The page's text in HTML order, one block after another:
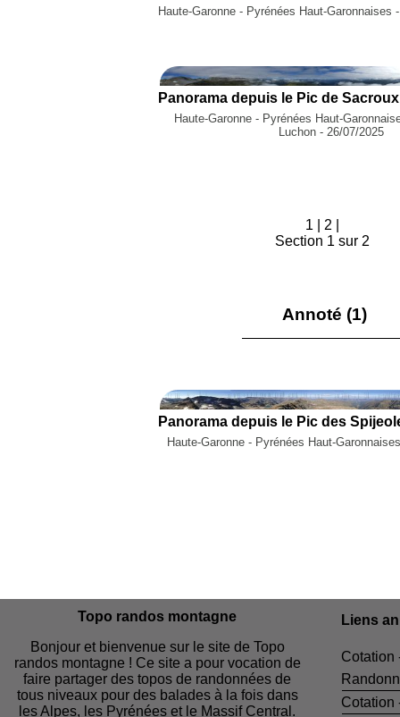
Haute-Garonne - Pyrénées Haut-Garonnaises
Haute-Garonne - Pyrénées Haut-
Luchon - 26/07/2025
1 2
Section 1 sur 2
Annoté (1)
Haute-Garonne - Pyrénées Haut-
Topo randos montagne
Bonjour et bienvenue sur le site de Topo
randos montagne ! Ce site a pour vocation de
faire partager des topos de randonnées de
tous niveaux pour des balades à la fois dans
les Alpes, les Pyrénées et le Massif Central.
Liens
Cotation
Cotation